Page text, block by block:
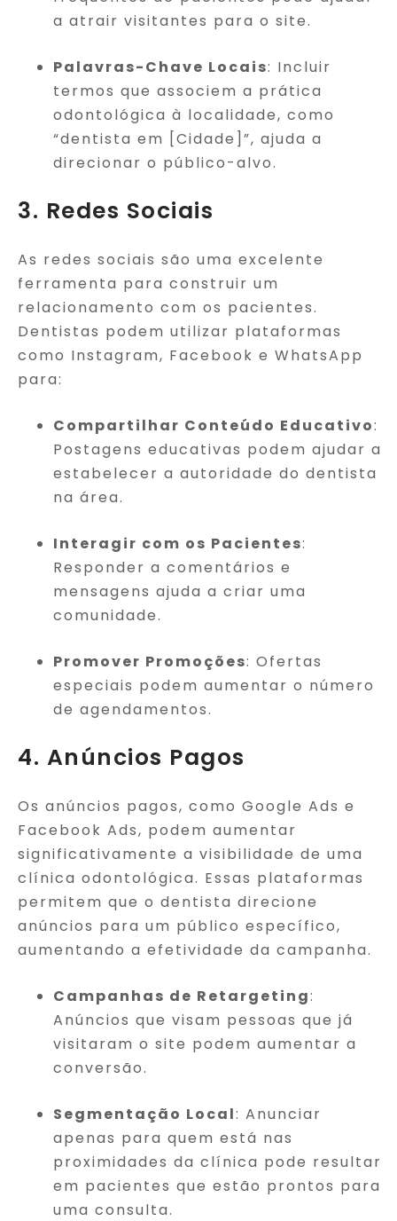
a atrair visitantes para o site.
Palavras-Chave Locais: Incluir
termos que associem a prática
odontológica à localidade, como
“dentista em [Cidade]”, ajuda a
direcionar o público-alvo.
3. Redes Sociais
As redes sociais são uma excelente
ferramenta para construir um
relacionamento com os pacientes.
Dentistas podem utilizar plataformas
como Instagram, Facebook e WhatsApp
para:
Compartilhar Conteúdo Educativo:
Postagens educativas podem ajudar a
estabelecer a autoridade do dentista
na área.
Interagir com os Pacientes:
Responder a comentários e
mensagens ajuda a criar uma
comunidade.
Promover Promoções: Ofertas
especiais podem aumentar o número
de agendamentos.
4. Anúncios Pagos
Os anúncios pagos, como Google Ads e
Facebook Ads, podem aumentar
significativamente a visibilidade de uma
clínica odontológica. Essas plataformas
permitem que o dentista direcione
anúncios para um público específico,
aumentando a efetividade da campanha.
Campanhas de Retargeting:
Anúncios que visam pessoas que já
visitaram o site podem aumentar a
conversão.
Segmentação Local: Anunciar
apenas para quem está nas
proximidades da clínica pode resultar
em pacientes que estão prontos para
uma consulta.